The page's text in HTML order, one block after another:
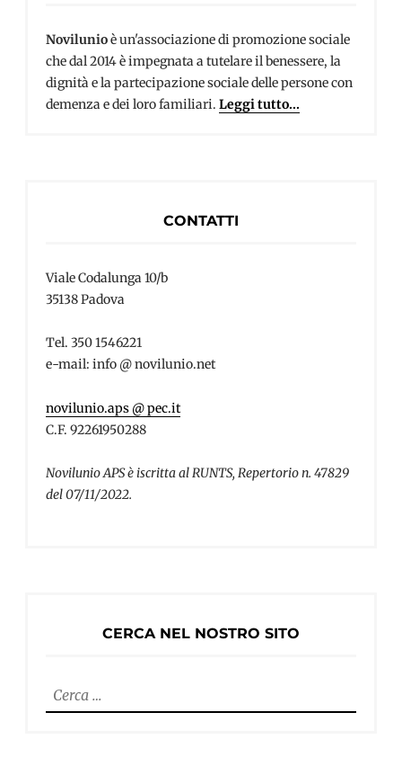
Novilunioè un'associazione di promozione sociale
che dal 2014 è impegnata a tutelare il benessere, la
dignità e la partecipazione sociale delle persone con
demenza e dei loro familiari. Leggi tutto...
CONTATTI
Viale Codalunga 10/b
35138 Padova
Tel. 350 1546221
e-mail: info @ novilunio.net
novilunio.aps @ pec.it
C.F. 92261950288
Novilunio APS è iscritta al RUNTS, Repertorio n. 47829
del 07/11/2022.
CERCA NEL NOSTRO SITO
Ricerca
per: